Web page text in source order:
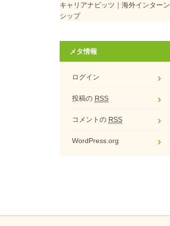
キャリアナビッツ｜海外インターン
シップ
メタ情報
ログイン
投稿の RSS
コメントの RSS
WordPress.org